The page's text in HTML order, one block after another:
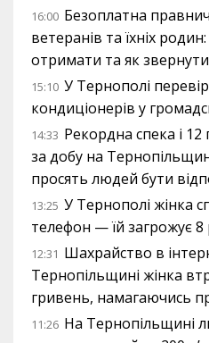
16:00 Безоплатна
ветеранів та їхніх
отримати та як
15:10 У Тернополі
кондиціонерів у
14:33 Рекордна спека і
за добу на
просять людей бути
13:25 У Тернополі жінка
телефон — їй загрожує
12:31 Шахрайство в
Тернопільщині жінка
гривень, намагаючись
11:26 На Тернопільщині